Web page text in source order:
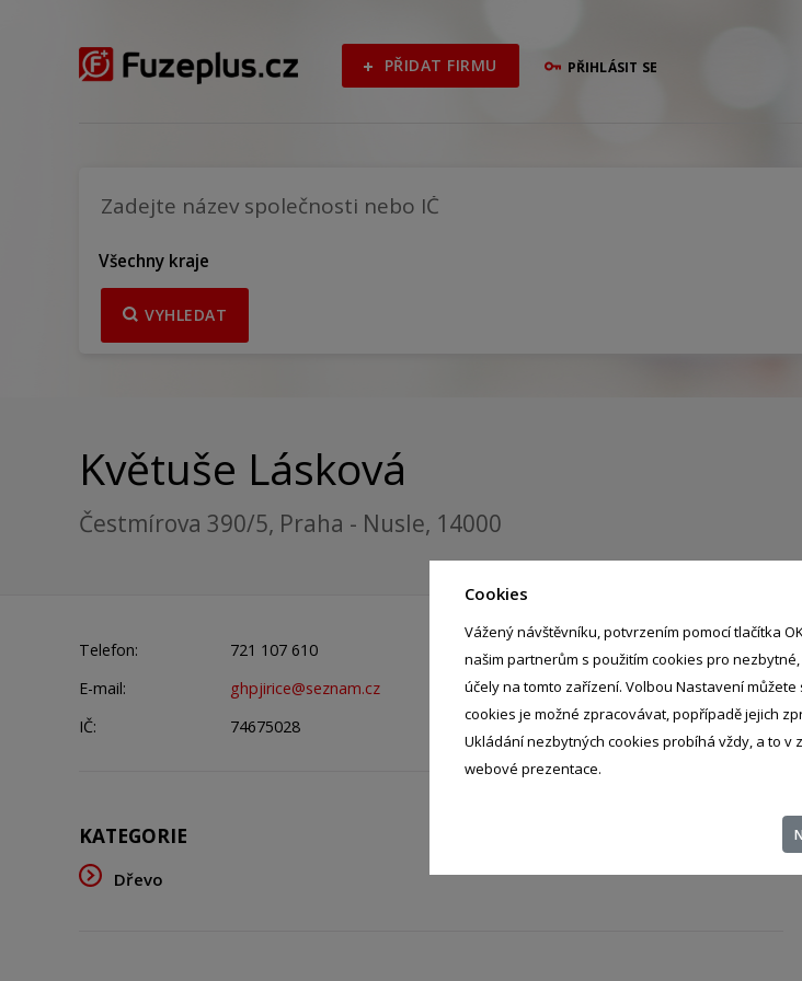
Cookies
Vážený návštěvníku, potvrzením pomocí tlačítka
našim partnerům s použitím cookies pro
účely na tomto zařízení. Volbou Nastavení
cookies je možné zpracovávat, popřípadě jejich
Ukládání nezbytných cookies probíhá vždy, a to v
webové prezentace.
PŘIDAT FIRMU PŘIHLÁSIT SE
Všechny kraje
VYHLEDAT
Květuše Lásková
Čestmírova 390/5, Praha - Nusle, 14000
Telefon:
721 107 610
E-mail:
ghpjirice@seznam.cz
IČ:
74675028
KATEGORIE
Dřevo